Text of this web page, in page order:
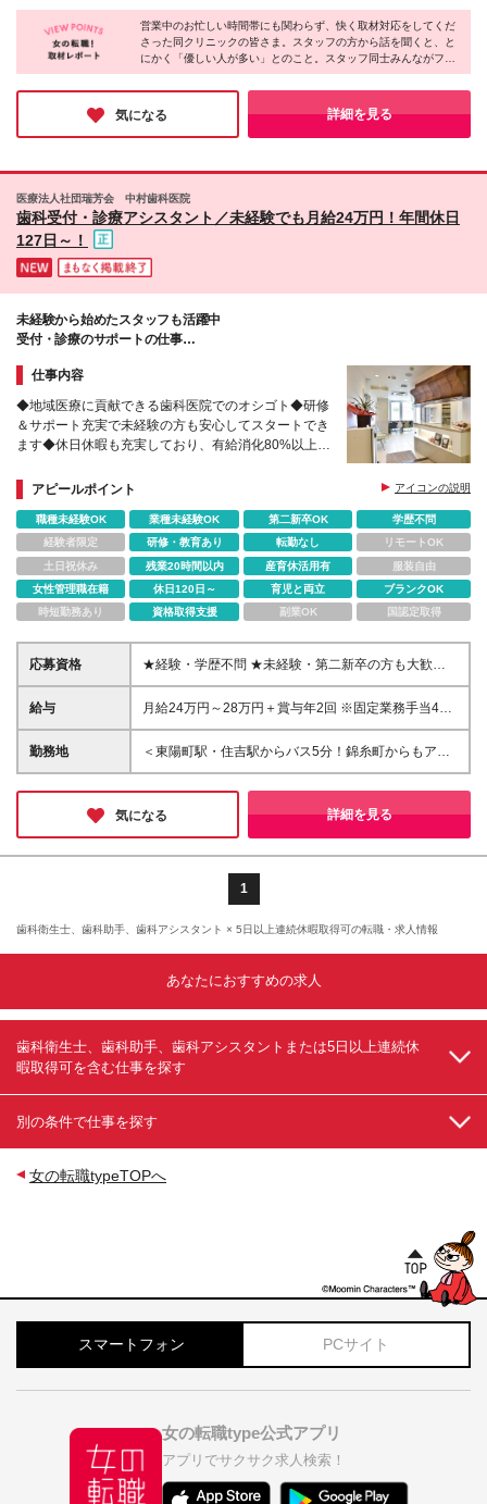
分は別途全額支給します ※試用期間3ヵ月あり。その
うち2ヶ月の間は月給20万円以上。その他差異はござ
いません
院】 神奈川県川崎市川崎区駅前本町7 川崎モアーズ
6F ┗★地下道から直結になるので、雨にぬれずに通
勤できます！ (変更の範囲)上記を除く当社関連勤務地
営業中のお忙しい時間帯にも関わらず、快く取材対応をしてくだ
さった同クリニックの皆さま。スタッフの方から話を聞くと、と
にかく「優しい人が多い」とのこと。スタッフ同士みんながフラ
ットに話せる関係性らしく、楽しそうに話す姿が印象的でした！
院長も明るく話しやすく、取材中にはお茶目な一面が垣間見えた
瞬間も（笑）サポート体制も充実しているので、未経験でも安心
して楽しく働けると思いました♪
気になる 詳細を見る
医療法人社団瑞芳会 中村歯科医院
歯科受付・診療アシスタント／未経験でも月給24万円！年間休日
127日～！
未経験から始めたスタッフも活躍中
受付・診療のサポートの仕事
仕事内容
◆地域医療に貢献できる⻭科医院でのオシゴト◆研修
＆サポート充実で未経験の方も安心してスタートでき
ます◆休日休暇も充実しており、有給消化80%以上で
アピールポイント
アイコンの説明
職種未経験OK 業種未経験OK 第二新卒OK
学歴不問
経験者限定
研修・教育あり 転勤なし
リモートOK
土日祝休み
残業20時間以内 産育休活用有
服装自由
女性管理職在籍
休日120日～ 育児と両立
ブランクOK
時短勤務あり
資格取得支援 副業OK 国認定取得
応募資格
★経験・学歴不問 ★未経験・第二新卒の方も大歓迎
★人柄・意欲を重視し採用します ≪こんな方歓迎し
ています≫ ◎歯科業界未経験ＯＫ(しっかり研修しま
るく笑顔で対応できる方 ◎チームワークを大切にで
きる方 ◎小児の患者様も多く来院されるので、子ど
職や元保育士など異業種出身の未経験者が多数活躍
中！
給与
月給24万円～28万円＋賞与年2回 ※固定業務手当4万
円含む。残業手当は別途支給。 ※経験等を考慮しま
す。 ※業務内容に応じて給与もUPします。 ※試用期
勤務地
＜東陽町駅・住吉駅からバス5分！錦糸町からもアク
セス可能♪＞ 東京都江東区千石3-1-36 GRACE BLD 2
階・3階・5階 落ち着いたエリアにあるクリニック◎
駅前の慌ただしさが苦手な方に好評♪ 患者様も穏やか
気になる 詳細を見る
1
歯科衛生士、歯科助手、歯科アシスタント × 5日以上連続休暇取得可の転職・求人情報
あなたにおすすめの求人
歯科衛生士、歯科助手、歯科アシスタントまたは5日以上連続休
暇取得可を含む仕事を探す
別の条件で仕事を探す
女の転職typeTOPへ
スマートフォン PCサイト
女の転職type公式アプリ
アプリでサクサク求人検索！